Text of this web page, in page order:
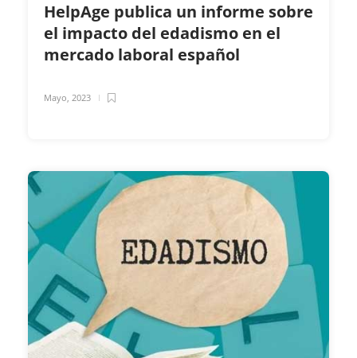
HelpAge publica un informe sobre
el impacto del edadismo en el
mercado laboral español
Mayo, 2023